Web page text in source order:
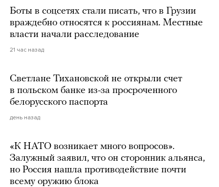
Боты в соцсетях стали писать, что в Грузии
враждебно относятся к россиянам. Местные
власти начали расследование
21 час назад
Светлане Тихановской не открыли счет
в польском банке из-за просроченного
белорусского паспорта
день назад
«К НАТО возникает много вопросов».
Залужный заявил, что он сторонник альянса,
но Россия нашла противодействие почти
всему оружию блока